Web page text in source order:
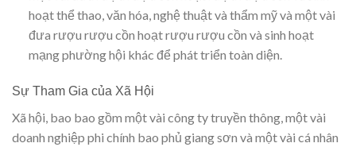
hoạt thể thao, văn hóa, nghệ thuật và thẩm mỹ và một vài
đưa rượu rượu cồn hoạt rượu rượu cồn và sinh hoạt
mạng phường hội khác để phát triển toàn diện.
Sự Tham Gia của Xã Hội
Xã hội, bao bao gồm một vài công ty truyền thông, một vài
doanh nghiệp phi chính bao phủ giang sơn và một vài cá nhân